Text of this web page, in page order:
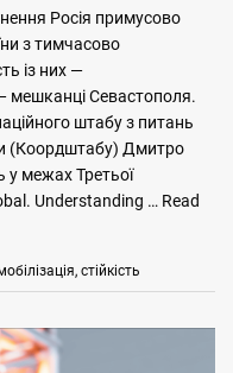
Росія примусово
з тимчасово
із них —
мешканці Севастополя.
штабу з питань
(Коордштабу) Дмитро
у межах Третьої
Understanding … Read
, стійкість